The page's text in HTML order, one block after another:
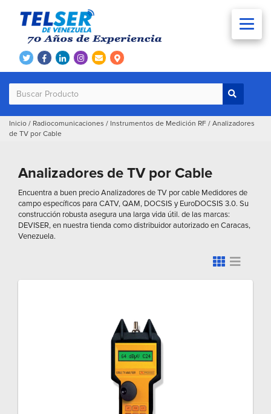
Inicio / Radiocomunicaciones / Instrumentos de Medición RF / Analizadores
de TV por Cable
Analizadores de TV por Cable
Encuentra a buen precio Analizadores de TV por cable Medidores de
campo específicos para CATV, QAM, DOCSIS y EuroDOCSIS 3.0. Su
construcción robusta asegura una larga vida útil. de las marcas:
DEVISER, en nuestra tienda como distribuidor autorizado en Caracas,
Venezuela.